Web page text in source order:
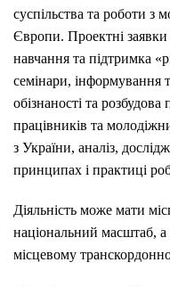
суспільства та роботи з
Європи. Проектні
навчання та підтримка
семінари, інформування
обізнаності та
працівників та
з України, аналіз,
принципах і практиці
Діяльність може мати
національний масштаб,
місцевому